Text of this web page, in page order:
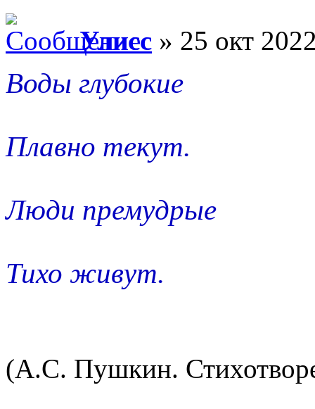
Улисс » 25 окт
Воды глубокие
Плавно текут.
Люди премудрые
Тихо живут.
(А.С. Пушкин.